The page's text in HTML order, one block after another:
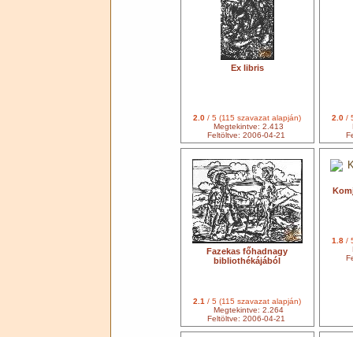
Ex libris
2.0 / 5 (115 szavazat alapján)
Megtekintve: 2.413
Feltöltve: 2006-04-21
2.0 /
Fazekas főhadnagy
bibliothékájából
2.1 / 5 (115 szavazat alapján)
Megtekintve: 2.264
Feltöltve: 2006-04-21
1.8 /